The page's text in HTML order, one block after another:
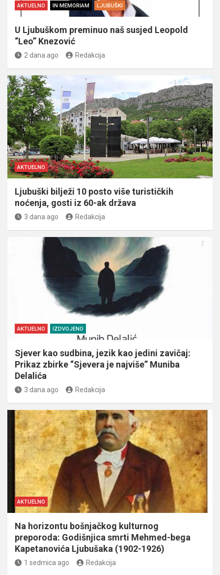
AKTUELNO IN MEMORIAM LJUBUŠKI
U Ljubuškom preminuo naš susjed Leopold
“Leo” Knezović
2 dana ago Redakcija
AKTUELNO
Ljubuški bilježi 10 posto više turističkih
noćenja, gosti iz 60-ak država
3 dana ago Redakcija
AKTUELNO IZDVOJENO
Sjever kao sudbina, jezik kao jedini zavičaj:
Prikaz zbirke “Sjevera je najviše” Muniba
Delalića
3 dana ago Redakcija
AKTUELNO
Na horizontu bošnjačkog kulturnog
preporoda: Godišnjica smrti Mehmed-bega
Kapetanovića Ljubušaka (1902-1926)
1 sedmica ago Redakcija